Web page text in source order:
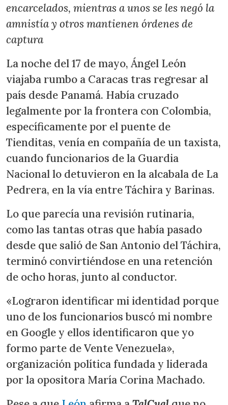
encarcelados, mientras a unos se les negó la
amnistía y otros mantienen órdenes de
captura
La noche del 17 de mayo, Ángel León
viajaba rumbo a Caracas tras regresar al
país desde Panamá. Había cruzado
legalmente por la frontera con Colombia,
específicamente por el puente de
Tienditas, venía en compañía de un taxista,
cuando funcionarios de la Guardia
Nacional lo detuvieron en la alcabala de La
Pedrera, en la vía entre Táchira y Barinas.
Lo que parecía una revisión rutinaria,
como las tantas otras que había pasado
desde que salió de San Antonio del Táchira,
terminó convirtiéndose en una retención
de ocho horas, junto al conductor.
«Lograron identificar mi identidad porque
uno de los funcionarios buscó mi nombre
en Google y ellos identificaron que yo
formo parte de Vente Venezuela»,
organización política fundada y liderada
por la opositora María Corina Machado.